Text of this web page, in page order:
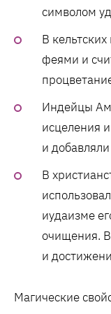
символом
В
феями и
Индейцы
исцеления
и
В
иудаизме
очищения.
и
Магические